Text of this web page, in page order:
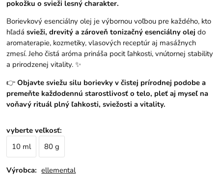
pokožku o svieži lesný charakter.
Borievkový esenciálny olej je výbornou voľbou pre každého, kto
hľadásvieži, drevitý a zároveň tonizačný esenciálny olej do
aromaterapie, kozmetiky, vlasových receptúr aj masážnych
zmesí. Jeho čistá aróma prináša pocit ľahkosti, vnútornej stability
a prirodzenej vitality. ✨
👉Objavte sviežu silu borievky v čistej prírodnej podobe a
premeňte každodennú starostlivosť o telo, pleť aj myseľ na
voňavý rituál plný ľahkosti, sviežosti a vitality.
vyberte veľkosť:
10 ml
80 g
Výrobca: ellemental